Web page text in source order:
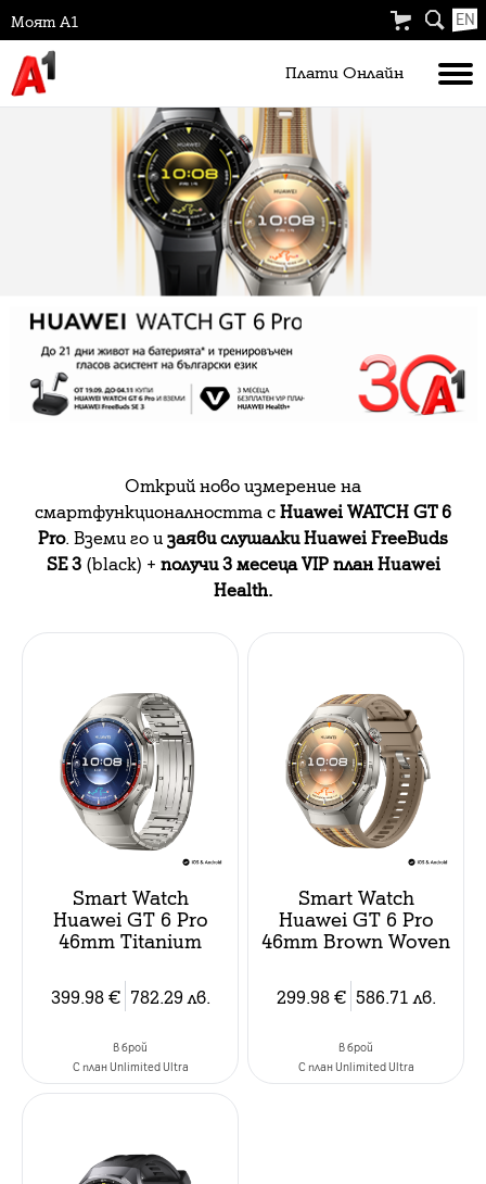
Моят А1 EN
Плати Oнлайн
Открий ново измерение на
смартфункционалността сHuawei WATCH GT 6
Pro. Вземи го изаяви слушалки Huawei FreeBuds
SE 3(black) + получи 3 месеца VIP план Huawei
Health.
Smart Watch
Huawei GT 6 Pro
46mm Titanium
399.98 € 782.29 лв.
в брой
C план Unlimited Ultra
Smart Watch
Huawei GT 6 Pro
46mm Brown Woven
299.98 € 586.71 лв.
в брой
C план Unlimited Ultra